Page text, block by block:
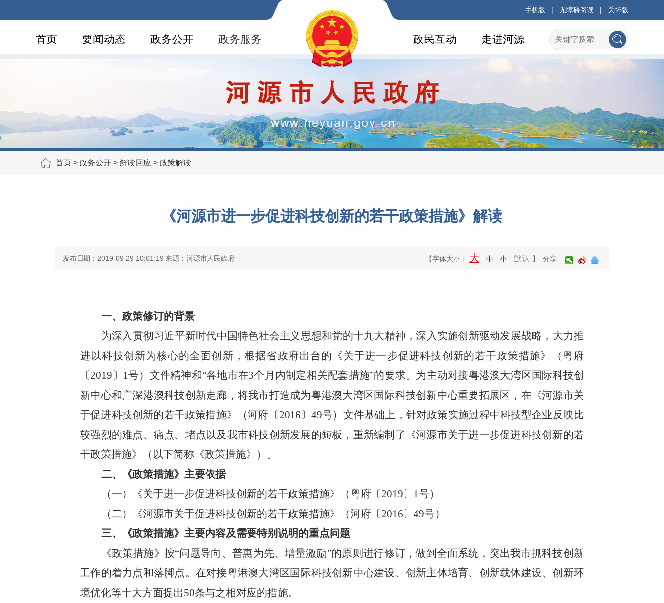
手机版 | 无障碍阅读 | 关怀版
首页 要闻动态 政务公开 政务服务 走进河源
政民互动
首页 > 政务公开 > 解读回应 > 政策解读
《河源市进一步促进科技创新的若干政策措施》解读
发布日期：2019-09-29 10:01:19 来源：河源市人民政府 【字体大小： 大 中 小 默认 】 分享
一、政策修订的背景
为深入贯彻习近平新时代中国特色社会主义思想和党的十九大精神，深入实施创新驱动发展战略，大力推
进以科技创新为核心的全面创新，根据省政府出台的《关于进一步促进科技创新的若干政策措施》（粤府
〔2019〕1号）文件精神和“各地市在3个月内制定相关配套措施”的要求。为主动对接粤港澳大湾区国际科技创
新中心和广深港澳科技创新走廊，将我市打造成为粤港澳大湾区国际科技创新中心重要拓展区，在《河源市关
于促进科技创新的若干政策措施》（河府〔2016〕49号）文件基础上，针对政策实施过程中科技型企业反映比
较强烈的难点、痛点、堵点以及我市科技创新发展的短板，重新编制了《河源市关于进一步促进科技创新的若
干政策措施》（以下简称《政策措施》）。
二、《政策措施》主要依据
（一）《关于进一步促进科技创新的若干政策措施》（粤府〔2019〕1号）
（二）《河源市关于促进科技创新的若干政策措施》（河府〔2016〕49号）
三、《政策措施》主要内容及需要特别说明的重点问题
《政策措施》按“问题导向、普惠为先、增量激励”的原则进行修订，做到全面系统，突出我市抓科技创新
工作的着力点和落脚点。在对接粤港澳大湾区国际科技创新中心建设、创新主体培育、创新载体建设、创新环
境优化等十大方面提出50条与之相对应的措施。